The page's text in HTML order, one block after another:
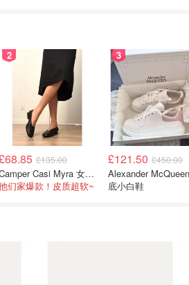
2
£135.00
Camper Casi Myra 女士乐福鞋
们家爆款！皮质超软~
3
£121.50 £450.00
Alexander
底小白鞋